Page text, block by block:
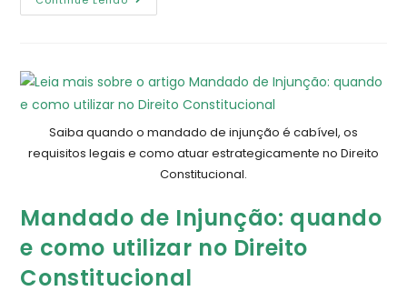
Saiba quando o mandado de injunção é cabível, os
requisitos legais e como atuar estrategicamente no Direito
Constitucional.
Mandado de Injunção: quando
e como utilizar no Direito
Constitucional